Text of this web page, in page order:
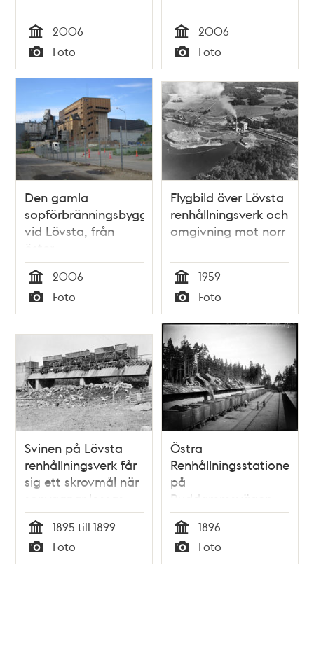
Tid
2006
Typ
Foto Tid
2006
Typ
Foto
Den gamla
sopförbränningsbyggnaden
vid Lövsta, från
öster
Tid
2006
Typ
Foto
Flygbild över Lövsta
renhållningsverk och
omgivning mot norr
Tid
1959
Typ
Foto
Svinen på Lövsta
renhållningsverk får
sig ett skrovmål när
sopvagnar lossas
Tid
1895 till 1899
Typ
Foto
Östra
Renhållningsstationen
på
Ruddammsvägen
Tid
1896
Typ
Foto